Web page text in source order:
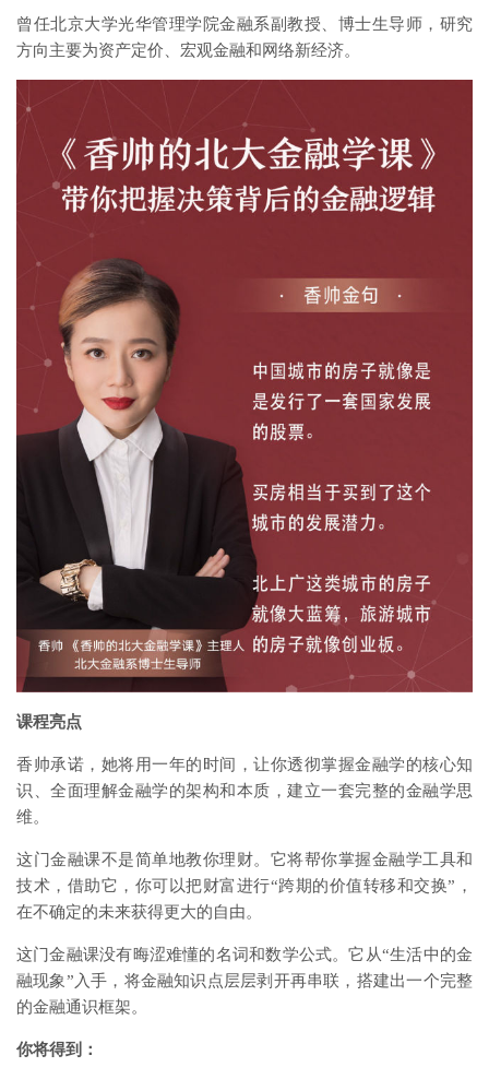
曾任北京大学光华管理学院金融系副教授、博士生导师，研究
方向主要为资产定价、宏观金融和网络新经济。
课程亮点
香帅承诺，她将用一年的时间，让你透彻掌握金融学的核心知
识、全面理解金融学的架构和本质，建立一套完整的金融学思
维。
这门金融课不是简单地教你理财。它将帮你掌握金融学工具和
技术，借助它，你可以把财富进行“跨期的价值转移和交换”，
在不确定的未来获得更大的自由。
这门金融课没有晦涩难懂的名词和数学公式。它从“生活中的金
融现象”入手，将金融知识点层层剥开再串联，搭建出一个完整
的金融通识框架。
你将得到：